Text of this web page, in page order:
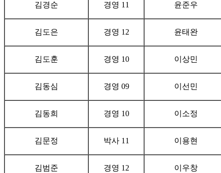
김경순 경영 11 윤준우
김도은 경영 12 윤태완
김도훈 경영 10 이상민
김동심 경영 09 이선민
김동희 경영 10 이소정
김문정 박사 11 이용현
김범준 경영 12 이우창